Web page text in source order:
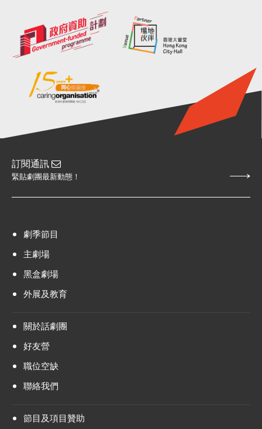
訂閱通訊
緊貼劇團最新動態！
劇季節目
主劇場
黑盒劇場
外展及教育
關於話劇團
好友營
職位空缺
聯絡我們
節目及項目贊助